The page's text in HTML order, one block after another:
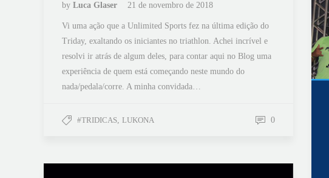
by Luca Glaser 21 de novembro de 2018
Vi uma ação que a Unlimited Sports fez na última edição do
Triday, exaltando os iniciantes no triathlon. Achei incrível e
resolvi ir atrás de algum deles, para contar aqui no Blog uma
experiência de quem está começando neste mundo do
nada/pedala/corre. A minha convidada…
#TRIDICAS, LUKONA 0